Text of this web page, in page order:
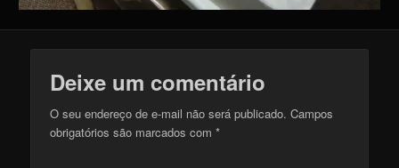
Deixe um comentário
O seu endereço de e-mail não será publicado. Campos
obrigatórios são marcados com*